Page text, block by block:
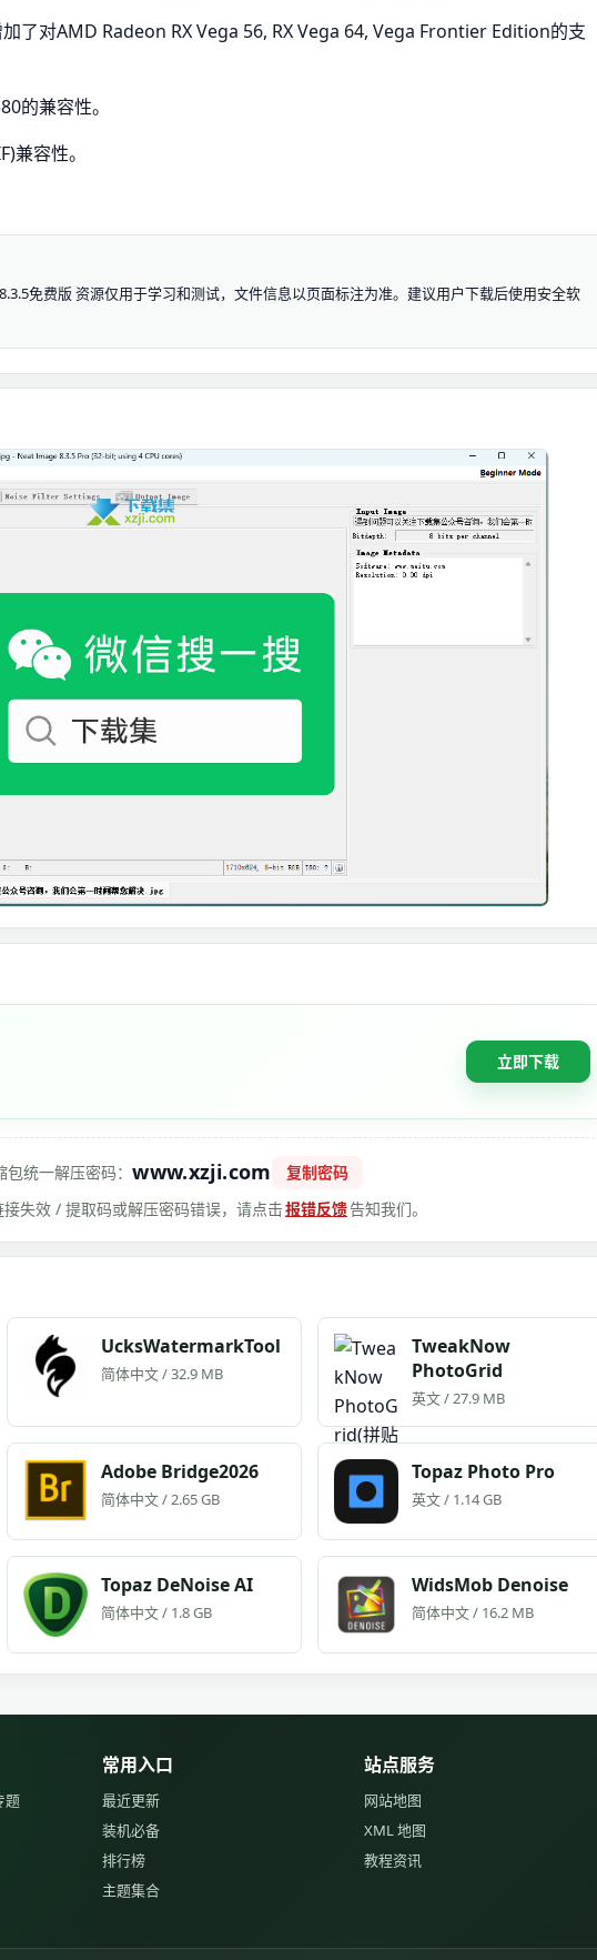
了对AMD Radeon RX Vega 56, RX Vega 64, Vega Frontier Edition的支
的兼容性。
兼容性。
免费版 资源仅用于学习和测试，文件信息以页面标注为准。建议用户下载后使用安全软
立即下载
包统一解压密码：www.xzji.com
复制密码
失效 / 提取码或解压密码错误，请点击报错反馈告知我们。
UcksWatermarkTool
简体中文 / 32.9 MB
TweakNow
PhotoGrid
英文 / 27.9 MB
Adobe Bridge2026
简体中文 / 2.65 GB
Topaz Photo Pro
英文 / 1.14 GB
Topaz DeNoise AI
简体中文 / 1.8 GB
WidsMob Denoise
简体中文 / 16.2 MB
题
常用入口
最近更新
装机必备
排行榜
主题集合
站点服务
网站地图
XML 地图
教程资讯